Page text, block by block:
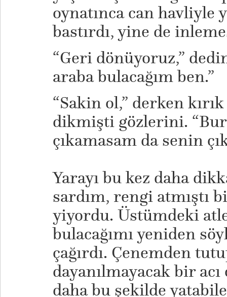
oynatınca can havliyle
bastırdı, yine de
“Geri dönüyoruz,”
araba bulacağım ben.”
“Sakin ol,” derken
dikmişti gözlerini.
çıkamasam da senin
Yarayı bu kez daha
sardım, rengi atmıştı
yiyordu. Üstümdeki
bulacağımı yeniden
çağırdı. Çenemden
dayanılmayacak bir acı
daha bu şekilde